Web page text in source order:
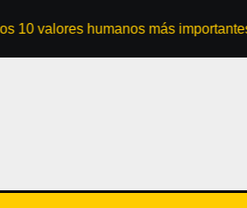
humanos más importantes